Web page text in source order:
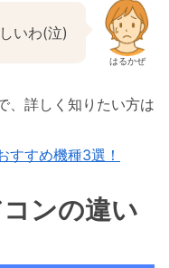
はるかぜ
いわ(泣)
、詳しく知りたい方は
すめ機種3選！
ンの違い